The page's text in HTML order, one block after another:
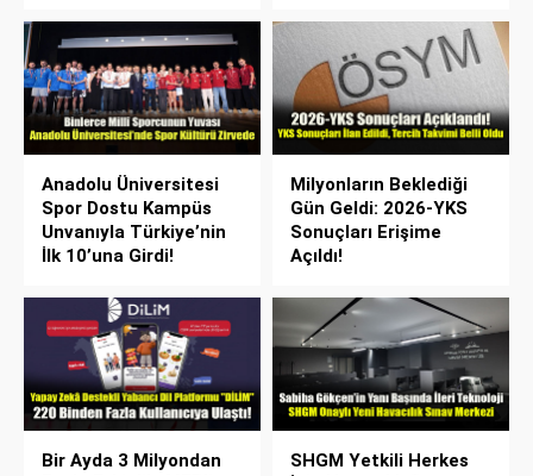
Anadolu Üniversitesi
Spor Dostu Kampüs
Unvanıyla Türkiye’nin
İlk 10’una Girdi!
Milyonların Beklediği
Gün Geldi: 2026-YKS
Sonuçları Erişime
Açıldı!
Bir Ayda 3 Milyondan
SHGM Yetkili Herkes